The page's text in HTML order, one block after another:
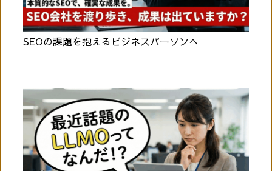
SEOの課題を抱えるビジネスパーソンへ